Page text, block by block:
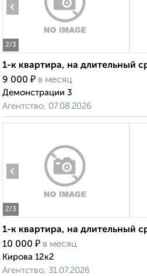
2/3
‹
1-к квартира, на длительный
9 000 ₽ в месяц
Демонстрации 3
Агентство, 07.08.2026
2/3
‹
1-к квартира, на длительный
10 000 ₽ в месяц
Кирова 12к2
Агентство, 31.07.2026